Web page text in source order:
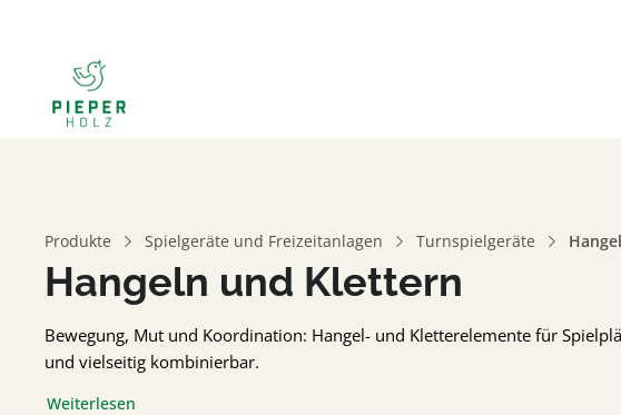
Produkte Spielgeräte und Freizeitanlagen Turnspielgeräte
Hangeln und Klettern
Bewegung, Mut und Koordination: Hangel- und Kletterelemente für
und vielseitig kombinierbar.
Weiterlesen